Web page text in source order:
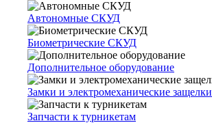
Автономные СКУД
Биометрические СКУД
Дополнительное оборудование
Замки и электромеханические защелки
Запчасти к турникетам